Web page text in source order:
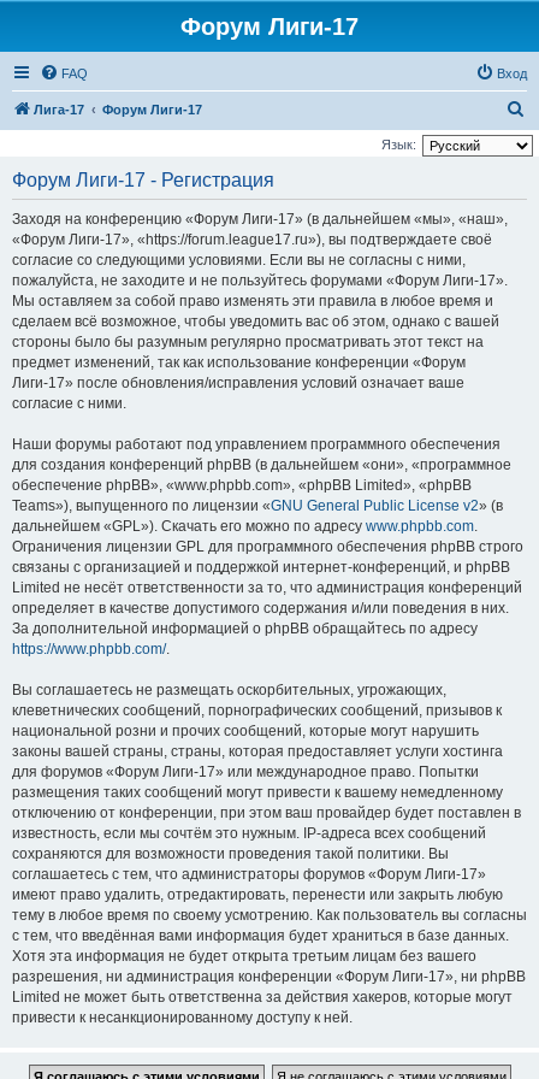
Форум Лиги-17
FAQ Вход
Лига-17 Форум Лиги-17
о
Язык:
Форум Лиги-17 - Регистрация
Заходя на конференцию «Форум Лиги-17» (в дальнейшем «мы», «наш»,
«Форум Лиги-17», «https://forum.league17.ru»), вы подтверждаете своё
согласие со следующими условиями. Если вы не согласны с ними,
пожалуйста, не заходите и не пользуйтесь форумами «Форум Лиги-17».
Мы оставляем за собой право изменять эти правила в любое время и
сделаем всё возможное, чтобы уведомить вас об этом, однако с вашей
стороны было бы разумным регулярно просматривать этот текст на
предмет изменений, так как использование конференции «Форум
Лиги-17» после обновления/исправления условий означает ваше
согласие с ними.
Наши форумы работают под управлением программного обеспечения
для создания конференций phpBB (в дальнейшем «они», «программное
обеспечение phpBB», «www.phpbb.com», «phpBB Limited», «phpBB
Teams»), выпущенного по лицензии «GNU General Public License v2» (в
дальнейшем «GPL»). Скачать его можно по адресу www.phpbb.com.
Ограничения лицензии GPL для программного обеспечения phpBB строго
связаны с организацией и поддержкой интернет-конференций, и phpBB
Limited не несёт ответственности за то, что администрация конференций
определяет в качестве допустимого содержания и/или поведения в них.
За дополнительной информацией о phpBB обращайтесь по адресу
https://www.phpbb.com/.
Вы соглашаетесь не размещать оскорбительных, угрожающих,
клеветнических сообщений, порнографических сообщений, призывов к
национальной розни и прочих сообщений, которые могут нарушить
законы вашей страны, страны, которая предоставляет услуги хостинга
для форумов «Форум Лиги-17» или международное право. Попытки
размещения таких сообщений могут привести к вашему немедленному
отключению от конференции, при этом ваш провайдер будет поставлен в
известность, если мы сочтём это нужным. IP-адреса всех сообщений
сохраняются для возможности проведения такой политики. Вы
соглашаетесь с тем, что администраторы форумов «Форум Лиги-17»
имеют право удалить, отредактировать, перенести или закрыть любую
тему в любое время по своему усмотрению. Как пользователь вы согласны
с тем, что введённая вами информация будет храниться в базе данных.
Хотя эта информация не будет открыта третьим лицам без вашего
разрешения, ни администрация конференции «Форум Лиги-17», ни phpBB
Limited не может быть ответственна за действия хакеров, которые могут
привести к несанкционированному доступу к ней.